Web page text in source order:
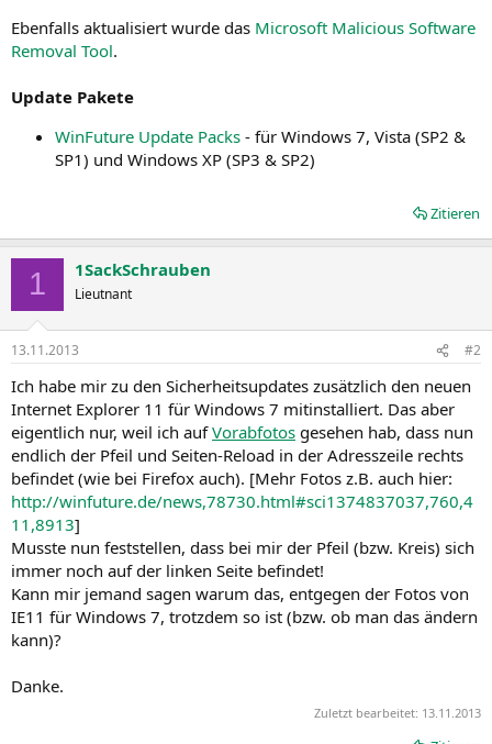
Ebenfalls aktualisiert wurde das Microsoft Malicious Software
Removal Tool.
Update Pakete
WinFuture Update Packs - für Windows 7, Vista (SP2 &
SP1) und Windows XP (SP3 & SP2)
Zitieren
1 1SackSchrauben
Lieutnant
13.11.2013 #2
Ich habe mir zu den Sicherheitsupdates zusätzlich den neuen
Internet Explorer 11 für Windows 7 mitinstalliert. Das aber
eigentlich nur, weil ich aufVorabfotos gesehen hab, dass nun
endlich der Pfeil und Seiten-Reload in der Adresszeile rechts
befindet (wie bei Firefox auch). [Mehr Fotos z.B. auch hier:
http://winfuture.de/news,78730.html#sci1374837037,760,4
11,8913]
Musste nun feststellen, dass bei mir der Pfeil (bzw. Kreis) sich
immer noch auf der linken Seite befindet!
Kann mir jemand sagen warum das, entgegen der Fotos von
IE11 für Windows 7, trotzdem so ist (bzw. ob man das ändern
kann)?
Danke.
Zuletzt bearbeitet: 13.11.2013